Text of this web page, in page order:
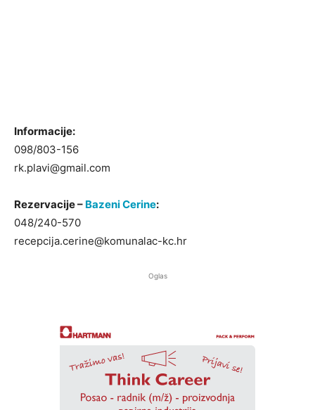
Informacije:
098/803-156
rk.plavi@gmail.com
Rezervacije – Bazeni Cerine:
048/240-570
recepcija.cerine@komunalac-kc.hr
Oglas